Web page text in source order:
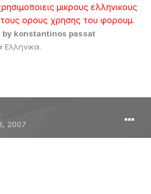
μικρους ελληνικους
ορους χρησης του φορουμ.
by konstantinos passat
Ελληνικα.
2007